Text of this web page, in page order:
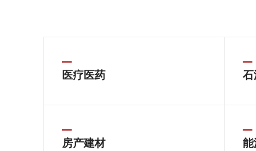
医疗医药 石
房产建材 能